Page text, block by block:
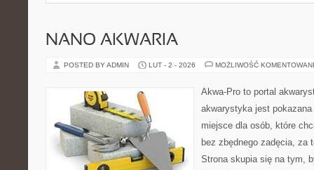
NANO AKWARIA
POSTED BY ADMIN LUT - 2 - 2026 MOŻLIWOŚĆ
Akwa-Pro to portal
akwarystyka jest
miejsce dla osób, które
bez zbędnego zadęcia, za
Strona skupia się na tym,